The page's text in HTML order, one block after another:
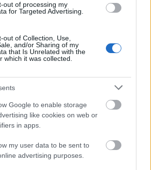
out of processing my
for Targeted Advertising.
out of Collection, Use,
and/or Sharing of my
that Is Unrelated with the
which it was collected.
Google to enable storage
like cookies on web or
in apps.
my user data to be sent to
advertising purposes.
közbeszerzés
parkolók épülnek Zuglóban
a csapadékvizet